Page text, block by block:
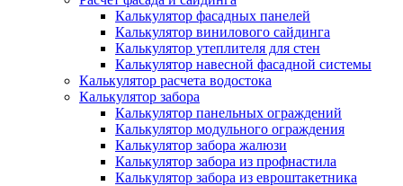
Калькулятор фасадных панелей
Калькулятор винилового сайдинга
Калькулятор утеплителя для стен
Калькулятор навесной фасадной системы
Калькулятор расчета водостока
Калькулятор забора
Калькулятор панельных ограждений
Калькулятор модульного ограждения
Калькулятор забора жалюзи
Калькулятор забора из профнастила
Калькулятор забора из евроштакетника